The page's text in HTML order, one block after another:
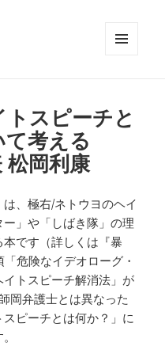
スピーチと
考える
松岡利康
は、極右/ネトウヨのヘイ
」や「しばき隊」の理
です（詳しくは『暴
危険なイデオローグ・
トスピーチ解消法」が
岡弁護士とは異なった
ピーチとは何か？」に